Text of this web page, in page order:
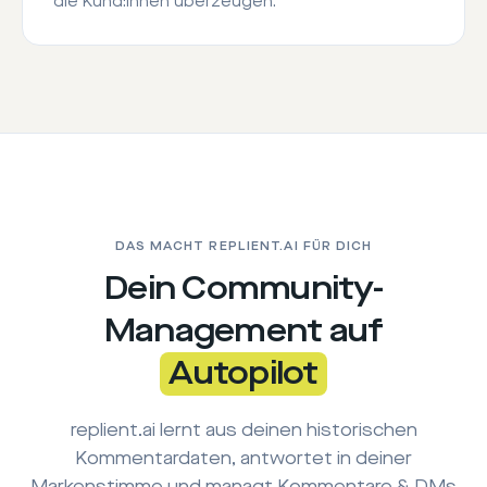
DAS MACHT REPLIENT.AI FÜR DICH
Dein Community-
Management auf
Autopilot
replient.ai lernt aus deinen historischen
Kommentardaten, antwortet in deiner